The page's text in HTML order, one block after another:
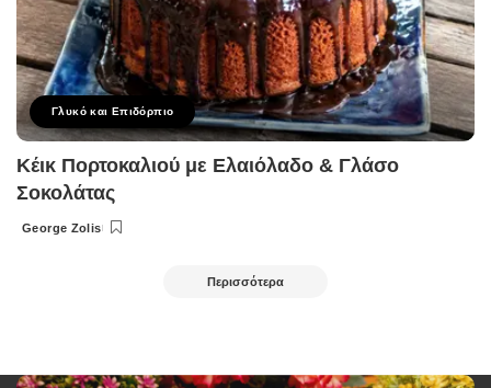
Γλυκό και Επιδόρπιο
Κέικ Πορτοκαλιού με Ελαιόλαδο & Γλάσο
Σοκολάτας
Posted
George Zolis
Περισσότερα